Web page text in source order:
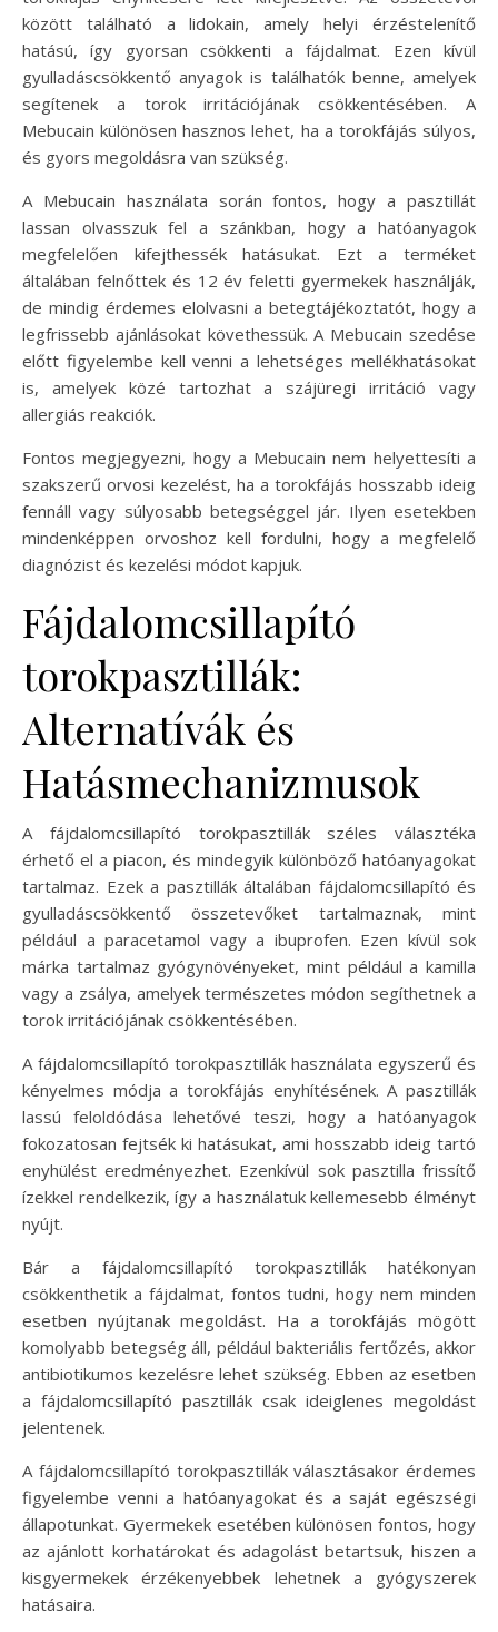
között található a lidokain, amely helyi érzéstelenítő
hatású, így gyorsan csökkenti a fájdalmat. Ezen kívül
gyulladáscsökkentő anyagok is találhatók benne, amelyek
segítenek a torok irritációjának csökkentésében. A
Mebucain különösen hasznos lehet, ha a torokfájás súlyos,
és gyors megoldásra van szükség.
A Mebucain használata során fontos, hogy a pasztillát
lassan olvasszuk fel a szánkban, hogy a hatóanyagok
megfelelően kifejthessék hatásukat. Ezt a terméket
általában felnőttek és 12 év feletti gyermekek használják,
de mindig érdemes elolvasni a betegtájékoztatót, hogy a
legfrissebb ajánlásokat követhessük. A Mebucain szedése
előtt figyelembe kell venni a lehetséges mellékhatásokat
is, amelyek közé tartozhat a szájüregi irritáció vagy
allergiás reakciók.
Fontos megjegyezni, hogy a Mebucain nem helyettesíti a
szakszerű orvosi kezelést, ha a torokfájás hosszabb ideig
fennáll vagy súlyosabb betegséggel jár. Ilyen esetekben
mindenképpen orvoshoz kell fordulni, hogy a megfelelő
diagnózist és kezelési módot kapjuk.
Fájdalomcsillapító
torokpasztillák:
Alternatívák és
Hatásmechanizmusok
A fájdalomcsillapító torokpasztillák széles választéka
érhető el a piacon, és mindegyik különböző hatóanyagokat
tartalmaz. Ezek a pasztillák általában fájdalomcsillapító és
gyulladáscsökkentő összetevőket tartalmaznak, mint
például a paracetamol vagy a ibuprofen. Ezen kívül sok
márka tartalmaz gyógynövényeket, mint például a kamilla
vagy a zsálya, amelyek természetes módon segíthetnek a
torok irritációjának csökkentésében.
A fájdalomcsillapító torokpasztillák használata egyszerű és
kényelmes módja a torokfájás enyhítésének. A pasztillák
lassú feloldódása lehetővé teszi, hogy a hatóanyagok
fokozatosan fejtsék ki hatásukat, ami hosszabb ideig tartó
enyhülést eredményezhet. Ezenkívül sok pasztilla frissítő
ízekkel rendelkezik, így a használatuk kellemesebb élményt
nyújt.
Bár a fájdalomcsillapító torokpasztillák hatékonyan
csökkenthetik a fájdalmat, fontos tudni, hogy nem minden
esetben nyújtanak megoldást. Ha a torokfájás mögött
komolyabb betegség áll, például bakteriális fertőzés, akkor
antibiotikumos kezelésre lehet szükség. Ebben az esetben
a fájdalomcsillapító pasztillák csak ideiglenes megoldást
jelentenek.
A fájdalomcsillapító torokpasztillák választásakor érdemes
figyelembe venni a hatóanyagokat és a saját egészségi
állapotunkat. Gyermekek esetében különösen fontos, hogy
az ajánlott korhatárokat és adagolást betartsuk, hiszen a
kisgyermekek érzékenyebbek lehetnek a gyógyszerek
hatásaira.